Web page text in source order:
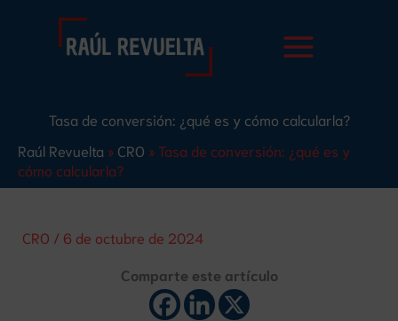
Tasa de conversión: ¿qué es y cómo calcularla?
Raúl Revuelta » CRO » Tasa de conversión: ¿qué es y
cómo calcularla?
CRO / 6 de octubre de 2024
Comparte este artículo
u
s
a
r